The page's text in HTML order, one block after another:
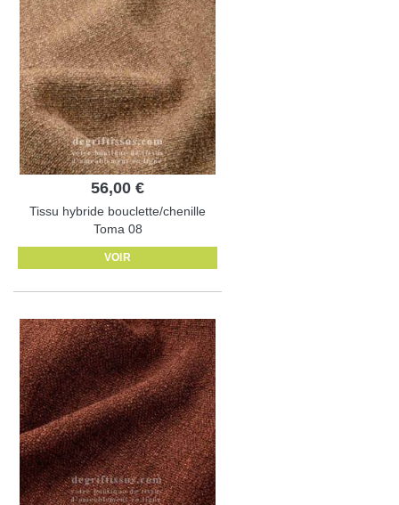
56,00 €
Tissu hybride bouclette/chenille
Toma 08
VOIR